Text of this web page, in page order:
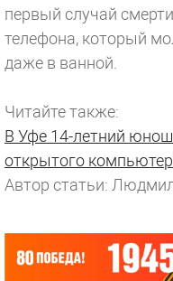
первый случай
телефона, который
даже в ванной.
Читайте также:
В Уфе 14-летний
открытого
Автор статьи: